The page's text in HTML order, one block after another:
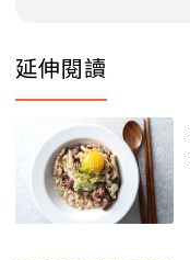
延伸閱讀